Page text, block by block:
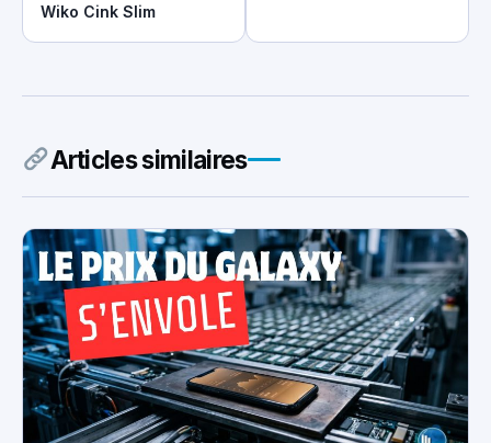
Wiko Cink Slim
Articles similaires